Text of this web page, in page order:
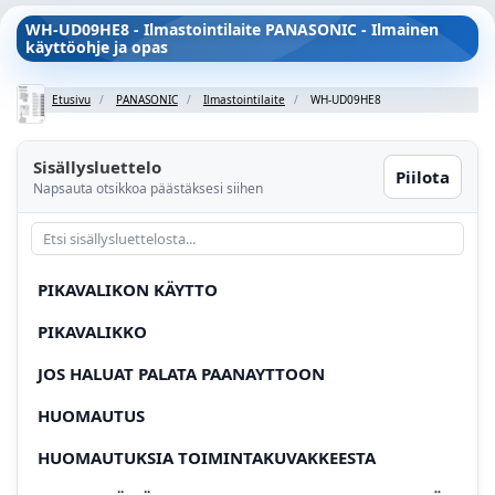
WH-UD09HE8 - Ilmastointilaite PANASONIC - Ilmainen
käyttöohje ja opas
Etusivu PANASONIC Ilmastointilaite WH-UD09HE8
Sisällysluettelo
Napsauta otsikkoa päästäksesi siihen
Piilota
PIKAVALIKON KÄYTTO
PIKAVALIKKO
JOS HALUAT PALATA PAANAYTTOON
HUOMAUTUS
HUOMAUTUKSIA TOIMINTAKUVAKKEESTA